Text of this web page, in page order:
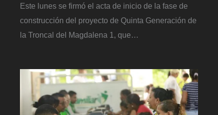
Este lunes se firmó el acta de inicio de la fase de
construcción del proyecto de Quinta Generación de
la Troncal del Magdalena 1, que…